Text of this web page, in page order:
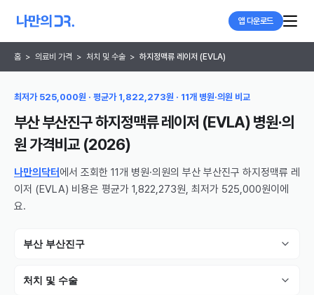
앱 다운로드
홈 > 의료비 가격 > 처치 및 수술 > 하지정맥류 레이저 (EVLA)
최저가 525,000원 · 평균가 1,822,273원 · 11개 병원·의원 비교
부산 부산진구 하지정맥류 레이저 (EVLA) 병원·의
원가격비교 (2026)
나만의닥터 에서 조회한 11개 병원·의원의 부산 부산진구 하지정맥류 레
이저 (EVLA) 비용은 평균가 1,822,273원, 최저가 525,000원이에
요.
부산 부산진구
처치 및 수술